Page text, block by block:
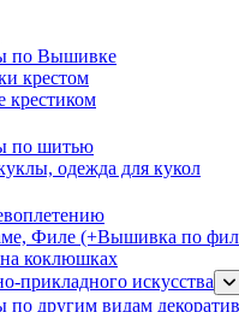
по Вышивке
крестом
по шитью
одежда для кукол
Филе (+Вышивка по
коклюшках
прикладного искусства
другим видам